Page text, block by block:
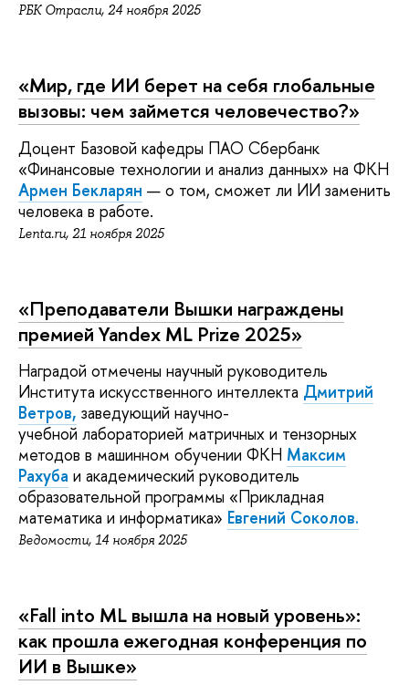
РБК Отрасли, 24 ноября 2025
«Мир, где ИИ берет на себя глобальные
вызовы: чем займется человечество?»
Доцент Базовой кафедры ПАО Сбербанк
«Финансовые технологии и анализ данных» на ФКН
Армен Бекларян — о том, сможет ли ИИ заменить
человека в работе.
Lenta.ru, 21 ноября 2025
«Преподаватели Вышки награждены
премией Yandex ML Prize 2025»
Наградой отмечены научный руководитель
Института искусственного интеллекта Дмитрий
Ветров, заведующий научно-
учебной лабораторией матричных и тензорных
методов в машинном обучении ФКН Максим
Рахуба и академический руководитель
образовательной программы «Прикладная
математика и информатика» Евгений Соколов.
Ведомости, 14 ноября 2025
«Fall into ML вышла на новый уровень»:
как прошла ежегодная конференция по
ИИ в Вышке»